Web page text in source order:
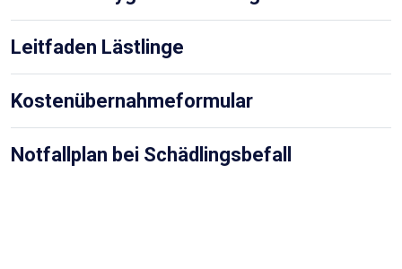
Leitfaden Lästlinge
Kostenübernahmeformular
Notfallplan bei Schädlingsbefall